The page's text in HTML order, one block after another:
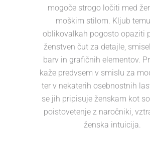
mogoče strogo ločiti med
moškim stilom. Kljub
oblikovalkah pogosto opaziti
ženstven čut za detajle,
barv in grafičnih elementov.
kaže predvsem v smislu za
ter v nekaterih osebnostnih
se jih pripisuje ženskam kot
poistovetenje z naročniki,
ženska intuicija.